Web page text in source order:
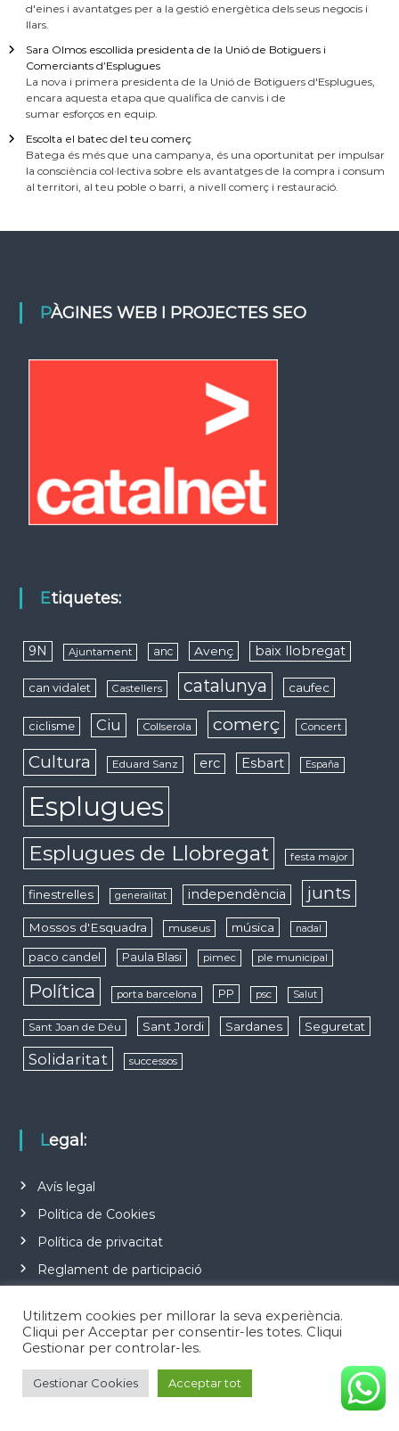
d'eines i avantatges per a la gestió energètica dels seus negocis i
llars.
Sara Olmos escollida presidenta de la Unió de Botiguers i
Comerciants d’Esplugues
La nova i primera presidenta de la Unió de Botiguers d'Esplugues,
encara aquesta etapa que qualifica de canvis i de
sumar esforços en equip.
Escolta el batec del teu comerç
Batega és més que una campanya, és una oportunitat per impulsar
la consciència col·lectiva sobre els avantatges de la compra i consum
al territori, al teu poble o barri, a nivell comerç i restauració.
PÀGINES WEB I PROJECTES SEO
Etiquetes:
9N Ajuntament anc Avenç baix llobregat
can vidalet Castellers catalunya caufec
ciclisme Ciu Collserola comerç Concert
Cultura Eduard Sanz erc Esbart España
Esplugues
Esplugues de Llobregat festa major
finestrelles generalitat independència junts
Mossos d'Esquadra museus música nadal
paco candel Paula Blasi pimec ple municipal
Política porta barcelona PP psc Salut
Sant Joan de Déu Sant Jordi Sardanes Seguretat
Solidaritat successos
Legal:
Avís legal
Política de Cookies
Política de privacitat
Reglament de participació
Copyright © 2026Notícies d'Esplugues de Llobregat
Todos los derechos
WordPress
Utilitzem cookies per millorar la seva experiència.
Cliqui per Acceptar per consentir-les totes. Cliqui
Gestionar per controlar-les.
Gestionar Cookies Acceptar tot